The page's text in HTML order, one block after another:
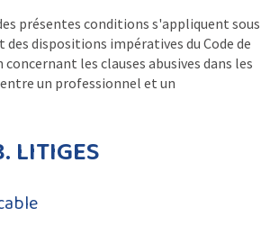
présentes conditions s'appliquent sous
des dispositions impératives du Code de
les clauses abusives dans les
un professionnel et un
LITIGES